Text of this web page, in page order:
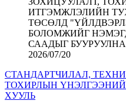
2026/07/20
СТАНДАРТЧИЛАЛ,
ТОХИРЛЫН
ХУУЛЬ